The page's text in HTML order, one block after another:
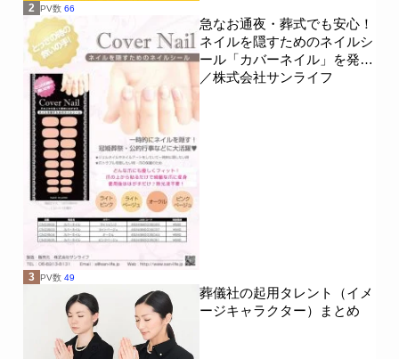
2 PV数 66
急なお通夜・葬式でも安心！
ネイルを隠すためのネイルシ
ール「カバーネイル」を発売
／株式会社サンライフ
3 PV数 49
葬儀社の起用タレント（イメ
ージキャラクター）まとめ